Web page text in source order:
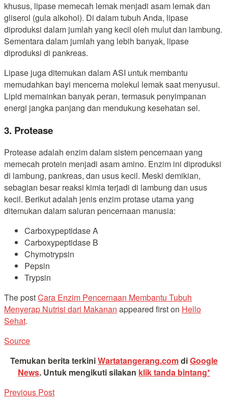
khusus, lipase memecah lemak menjadi asam lemak dan
gliserol (gula alkohol). Di dalam tubuh Anda, lipase
diproduksi dalam jumlah yang kecil oleh mulut dan lambung.
Sementara dalam jumlah yang lebih banyak, lipase
diproduksi di pankreas.
Lipase juga ditemukan dalam ASI untuk membantu
memudahkan bayi mencerna molekul lemak saat menyusui.
Lipid memainkan banyak peran, termasuk penyimpanan
energi jangka panjang dan mendukung kesehatan sel.
3. Protease
Protease adalah enzim dalam sistem pencernaan yang
memecah protein menjadi asam amino. Enzim ini diproduksi
di lambung, pankreas, dan usus kecil. Meski demikian,
sebagian besar reaksi kimia terjadi di lambung dan usus
kecil. Berikut adalah jenis enzim protase utama yang
ditemukan dalam saluran pencernaan manusia:
Carboxypeptidase A
Carboxypeptidase B
Chymotrypsin
Pepsin
Trypsin
The postCara Enzim Pencernaan Membantu Tubuh
Menyerap Nutrisi dari Makanan appeared first on Hello
Sehat.
Source
Temukan berita terkiniWartatangerang.comdiGoogle
News. Untuk mengikuti silakan klik tanda bintang*
Previous Post